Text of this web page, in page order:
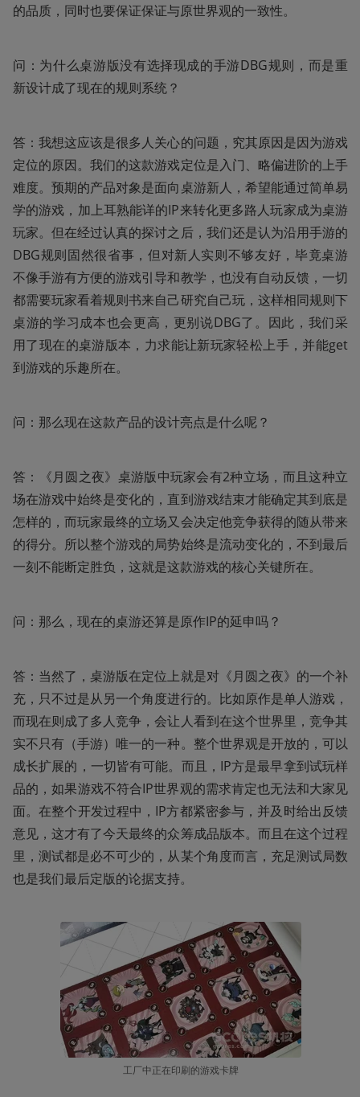
的品质，同时也要保证保证与原世界观的一致性。
问：为什么桌游版没有选择现成的手游DBG规则，而是重
新设计成了现在的规则系统？
答：我想这应该是很多人关心的问题，究其原因是因为游戏
定位的原因。我们的这款游戏定位是入门、略偏进阶的上手
难度。预期的产品对象是面向桌游新人，希望能通过简单易
学的游戏，加上耳熟能详的IP来转化更多路人玩家成为桌游
玩家。但在经过认真的探讨之后，我们还是认为沿用手游的
DBG规则固然很省事，但对新人实则不够友好，毕竟桌游
不像手游有方便的游戏引导和教学，也没有自动反馈，一切
都需要玩家看着规则书来自己研究自己玩，这样相同规则下
桌游的学习成本也会更高，更别说DBG了。因此，我们采
用了现在的桌游版本，力求能让新玩家轻松上手，并能get
到游戏的乐趣所在。
问：那么现在这款产品的设计亮点是什么呢？
答：《月圆之夜》桌游版中玩家会有2种立场，而且这种立
场在游戏中始终是变化的，直到游戏结束才能确定其到底是
怎样的，而玩家最终的立场又会决定他竞争获得的随从带来
的得分。所以整个游戏的局势始终是流动变化的，不到最后
一刻不能断定胜负，这就是这款游戏的核心关键所在。
问：那么，现在的桌游还算是原作IP的延申吗？
答：当然了，桌游版在定位上就是对《月圆之夜》的一个补
充，只不过是从另一个角度进行的。比如原作是单人游戏，
而现在则成了多人竞争，会让人看到在这个世界里，竞争其
实不只有（手游）唯一的一种。整个世界观是开放的，可以
成长扩展的，一切皆有可能。而且，IP方是最早拿到试玩样
品的，如果游戏不符合IP世界观的需求肯定也无法和大家见
面。在整个开发过程中，IP方都紧密参与，并及时给出反馈
意见，这才有了今天最终的众筹成品版本。而且在这个过程
里，测试都是必不可少的，从某个角度而言，充足测试局数
也是我们最后定版的论据支持。
工厂中正在印刷的游戏卡牌